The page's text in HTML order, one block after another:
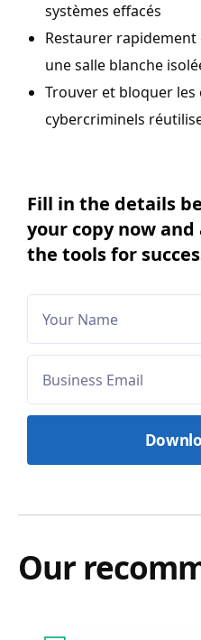
systèmes effacés
Restaurer
une salle blanche
Trouver et bloquer les
cybercriminels
Fill in the details
your copy now
the tools for
Our